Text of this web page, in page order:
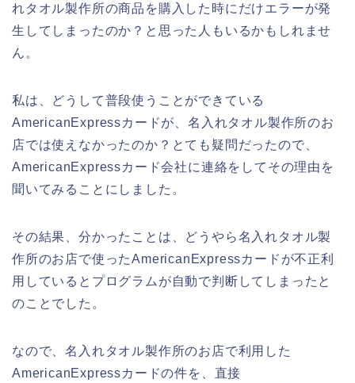
れタオル製作所の商品を購入した時にだけエラーが発
生してしまったのか？と思った人もいるかもしれませ
ん。
私は、どうして普段使うことができている
AmericanExpressカードが、名入れタオル製作所のお
店では使えなかったのか？とても疑問だったので、
AmericanExpressカード会社に連絡をしてその理由を
聞いてみることにしました。
その結果、分かったことは、どうやら名入れタオル製
作所のお店で使ったAmericanExpressカードが不正利
用しているとプログラムが自動で判断してしまったと
のことでした。
なので、名入れタオル製作所のお店で利用した
AmericanExpressカードの件を、直接